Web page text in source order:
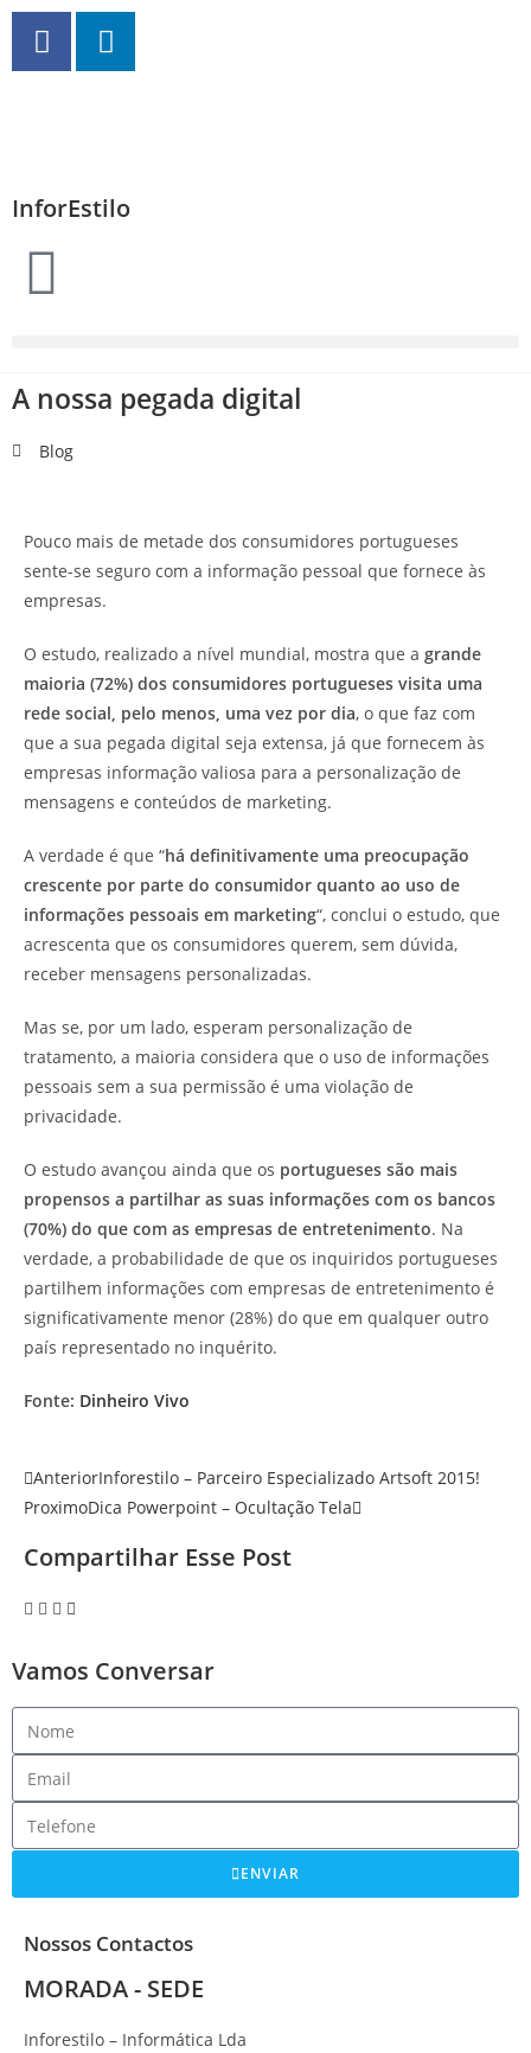
InforEstilo
A nossa pegada digital
Blog
Pouco mais de metade dos consumidores portugueses
sente-se seguro com a informação pessoal que fornece às
empresas.
O estudo, realizado a nível mundial, mostra que a grande
maioria (72%) dos consumidores portugueses visita uma
rede social, pelo menos, uma vez por dia, o que faz com
que a sua pegada digital seja extensa, já que fornecem às
empresas informação valiosa para a personalização de
mensagens e conteúdos de marketing.
A verdade é que “há definitivamente uma preocupação
crescente por parte do consumidor quanto ao uso de
informações pessoais em marketing“, conclui o estudo, que
acrescenta que os consumidores querem, sem dúvida,
receber mensagens personalizadas.
Mas se, por um lado, esperam personalização de
tratamento, a maioria considera que o uso de informações
pessoais sem a sua permissão é uma violação de
privacidade.
O estudo avançou ainda que os portugueses são mais
propensos a partilhar as suas informações com os bancos
(70%) do que com as empresas de entretenimento. Na
verdade, a probabilidade de que os inquiridos portugueses
partilhem informações com empresas de entretenimento é
significativamente menor (28%) do que em qualquer outro
país representado no inquérito.
Fonte: Dinheiro Vivo
AnteriorInforestilo – Parceiro Especializado Artsoft 2015!
ProximoDica Powerpoint – Ocultação Tela
Compartilhar Esse Post
Vamos Conversar
ENVIAR
Nossos Contactos
MORADA - SEDE
Inforestilo – Informática Lda